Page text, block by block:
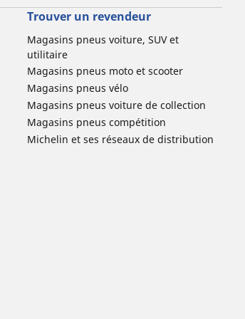
Trouver un revendeur
Magasins pneus voiture, SUV et
utilitaire
Magasins pneus moto et scooter
Magasins pneus vélo
Magasins pneus voiture de collection
Magasins pneus compétition
Michelin et ses réseaux de distribution